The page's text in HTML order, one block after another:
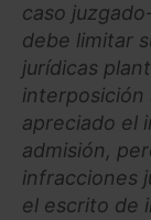
caso
debe limitar
jurídicas
interposición
apreciado el
admisión,
infracciones
el escrito de